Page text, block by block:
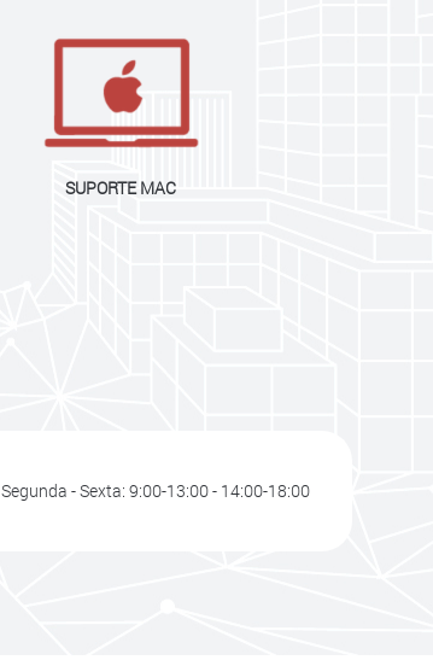
SUPORTE MAC
Segunda - Sexta: 9:00-13:00 - 14:00-18:00